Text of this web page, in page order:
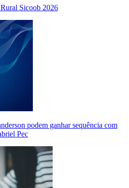
Sicoob 2026
podem ganhar sequência com
Pec